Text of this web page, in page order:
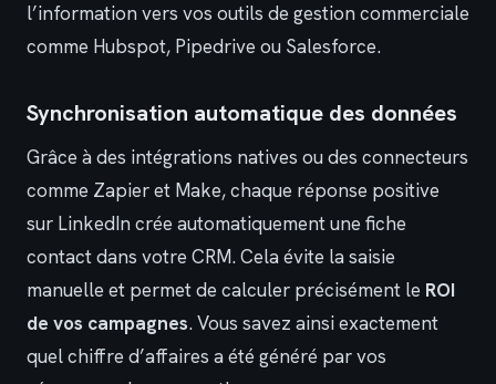
l’information vers vos outils de gestion commerciale
comme Hubspot, Pipedrive ou Salesforce.
Synchronisation automatique des données
Grâce à des intégrations natives ou des connecteurs
comme Zapier et Make, chaque réponse positive
sur LinkedIn crée automatiquement une fiche
contact dans votre CRM. Cela évite la saisie
manuelle et permet de calculer précisément le ROI
de vos campagnes. Vous savez ainsi exactement
quel chiffre d’affaires a été généré par vos